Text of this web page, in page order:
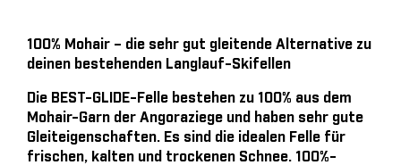
100% Mohair – die sehr gut gleitende Alternative zu
deinen bestehenden Langlauf-Skifellen
Die BEST-GLIDE-Felle bestehen zu 100% aus dem
Mohair-Garn der Angoraziege und haben sehr gute
Gleiteigenschaften. Es sind die idealen Felle für
frischen, kalten und trockenen Schnee. 100%-